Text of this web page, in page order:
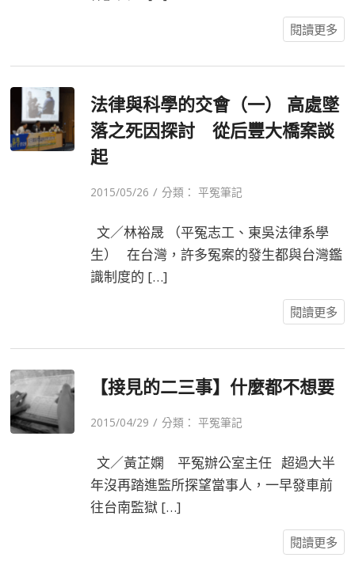
閱讀更多
法律與科學的交會（一） 高處墜
落之死因探討 從后豐大橋案談
起
2015/05/26 / 分類：平冤筆記
文／林裕晟 （平冤志工、東吳法律系學
生） 在台灣，許多冤案的發生都與台灣鑑
識制度的 […]
閱讀更多
【接見的二三事】什麼都不想要
2015/04/29 / 分類：平冤筆記
文／黃芷嫻 平冤辦公室主任 超過大半
年沒再踏進監所探望當事人，一早發車前
往台南監獄 […]
閱讀更多